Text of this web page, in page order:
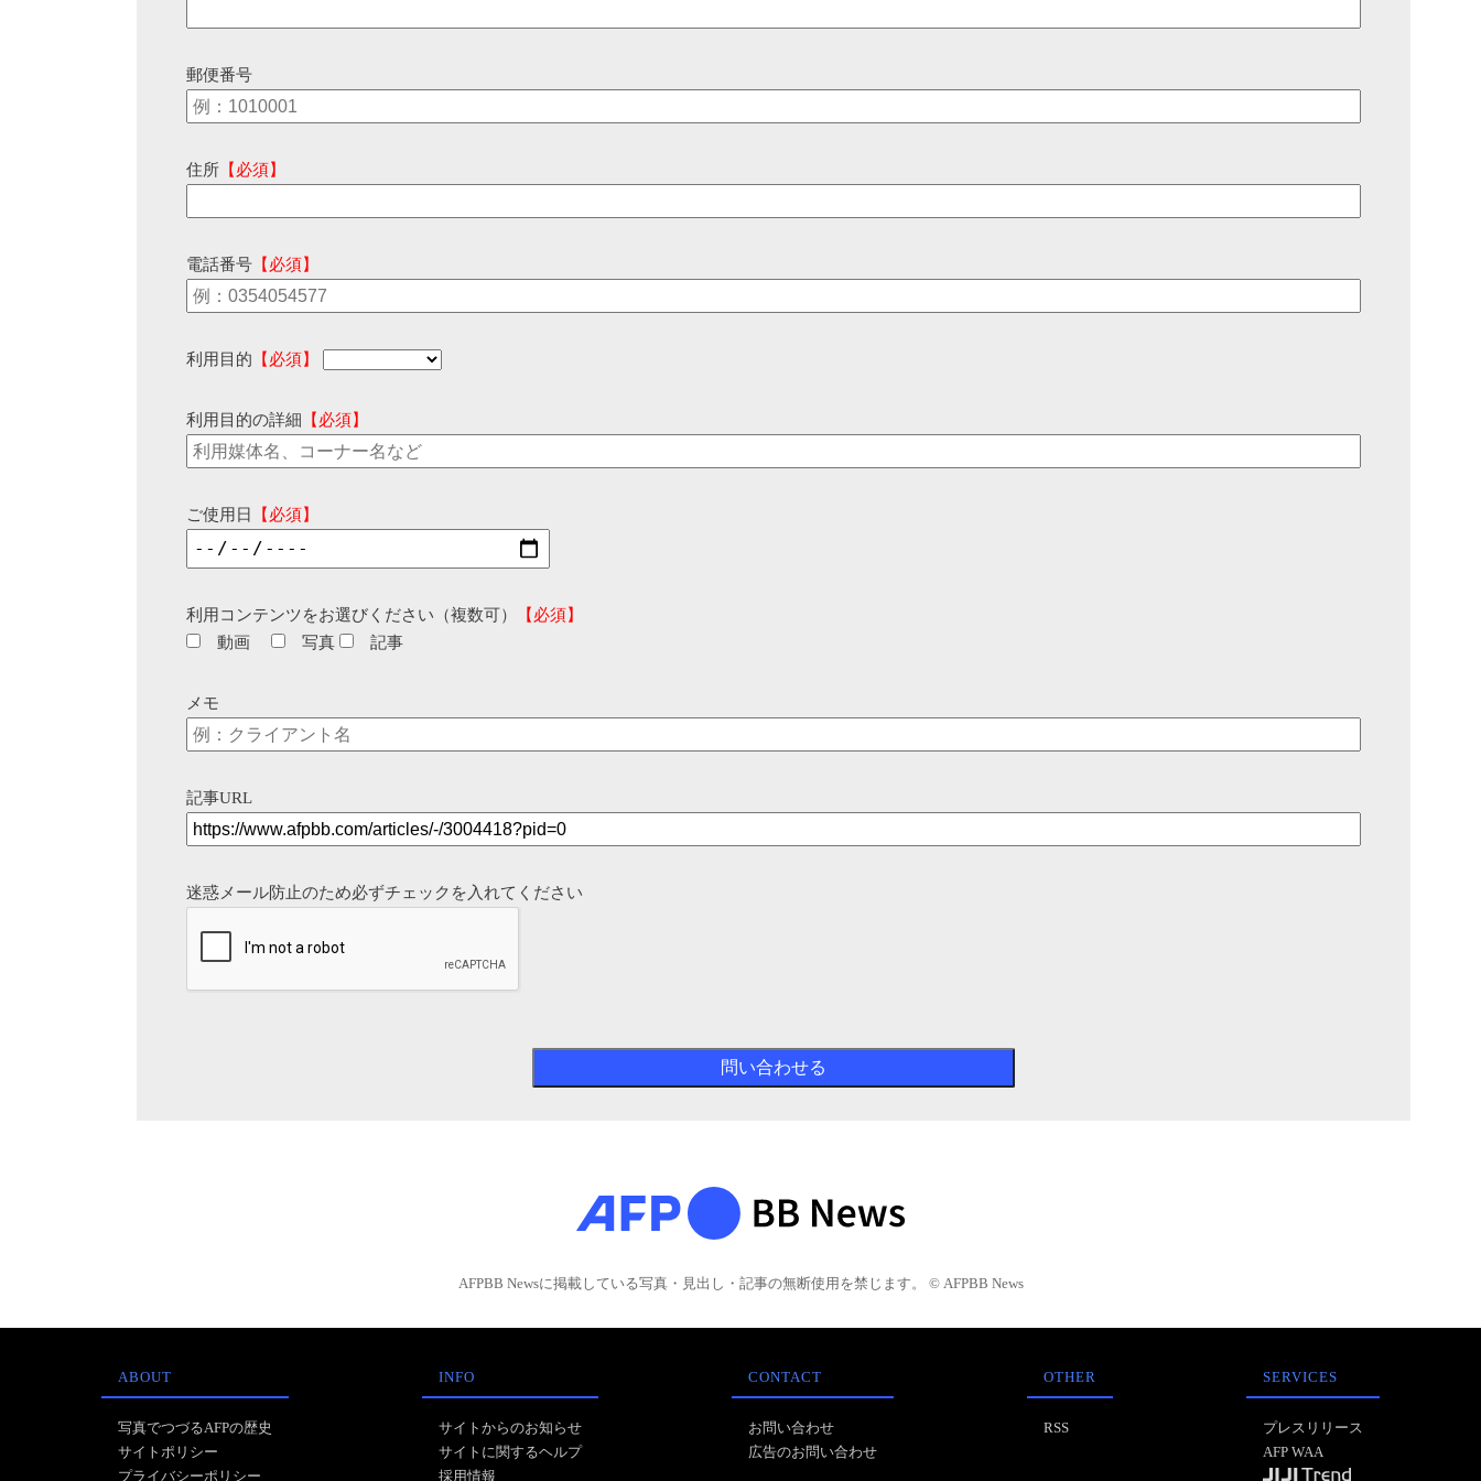
郵便番号
住所 【必須】
電話番号 【必須】
利用目的 【必須】
利用目的の詳細 【必須】
ご使用日 【必須】
利用コンテンツをお選びください（複数可）
【必須】
動画
写真 記事
メモ
記事URL
迷惑メール防止のため必ずチェックを入れてください
AFPBB Newsに掲載している写真・見出し・記事の無断使用を禁じます。 © AFPBB News
ABOUT
写真でつづるAFPの歴史
サイトポリシー
プライバシーポリシー
INFO
サイトからのお知らせ
サイトに関するヘルプ
採用情報
CONTACT
お問い合わせ
広告のお問い合わせ
OTHER
RSS
SERVICES
プレスリリース
AFP WAA